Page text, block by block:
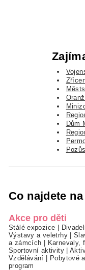
Dům
Co najdete
Akce pro děti
Stálé expozice |
Výstavy a veletrhy|
a zámcích | Karnevaly,
Sportovní aktivity|
Vzdělávání | Pobytové
program